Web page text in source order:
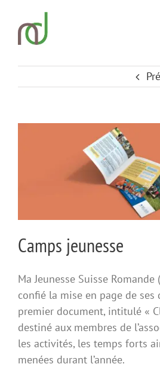
contenu
Camps jeunesse
Ma Jeunesse Suisse Romande
confié la mise en page de ses
premier document, intitulé «
destiné aux membres de
les activités, les temps forts
menées durant l’année.